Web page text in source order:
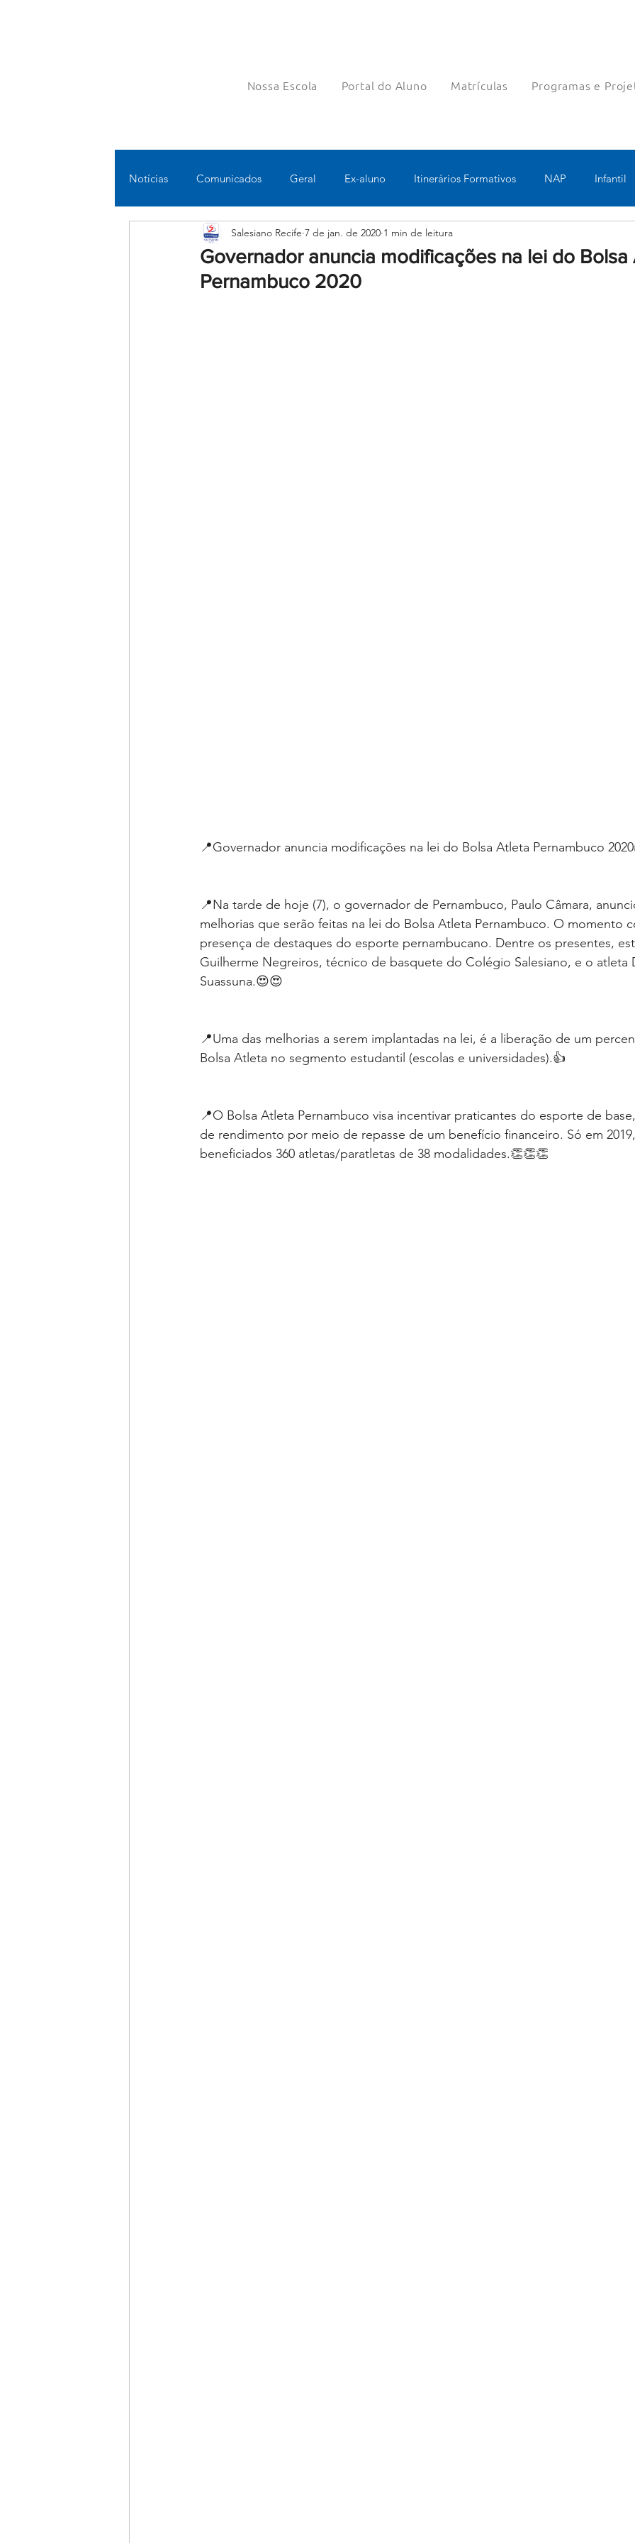
Nossa Escola Portal do Aluno Matrículas Programas e
Notícias Comunicados Geral Ex-aluno Itinerários Formativos NAP Infantil
Fundamental II Ensino Médio Pastoral Esportes
Educomunicação Bilíngue Robótica
Governador anuncia modificações na lei do Bolsa
Pernambuco 2020
Salesiano Recife 7 de jan. de 2020 1 min de leitura
📍Governador anuncia modificações na lei do Bolsa Atleta Pernambuco
📍Na tarde de hoje (7), o governador de Pernambuco, Paulo Câmara,
melhorias que serão feitas na lei do Bolsa Atleta Pernambuco. O momento
presença de destaques do esporte pernambucano. Dentre os presentes,
Guilherme Negreiros, técnico de basquete do Colégio Salesiano, e o atleta
Suassuna.😍😍
📍Uma das melhorias a serem implantadas na lei, é a liberação de um
Bolsa Atleta no segmento estudantil (escolas e universidades).👍
📍O Bolsa Atleta Pernambuco visa incentivar praticantes do esporte de
de rendimento por meio de repasse de um benefício financeiro. Só em
beneficiados 360 atletas/paratletas de 38 modalidades.👏👏👏